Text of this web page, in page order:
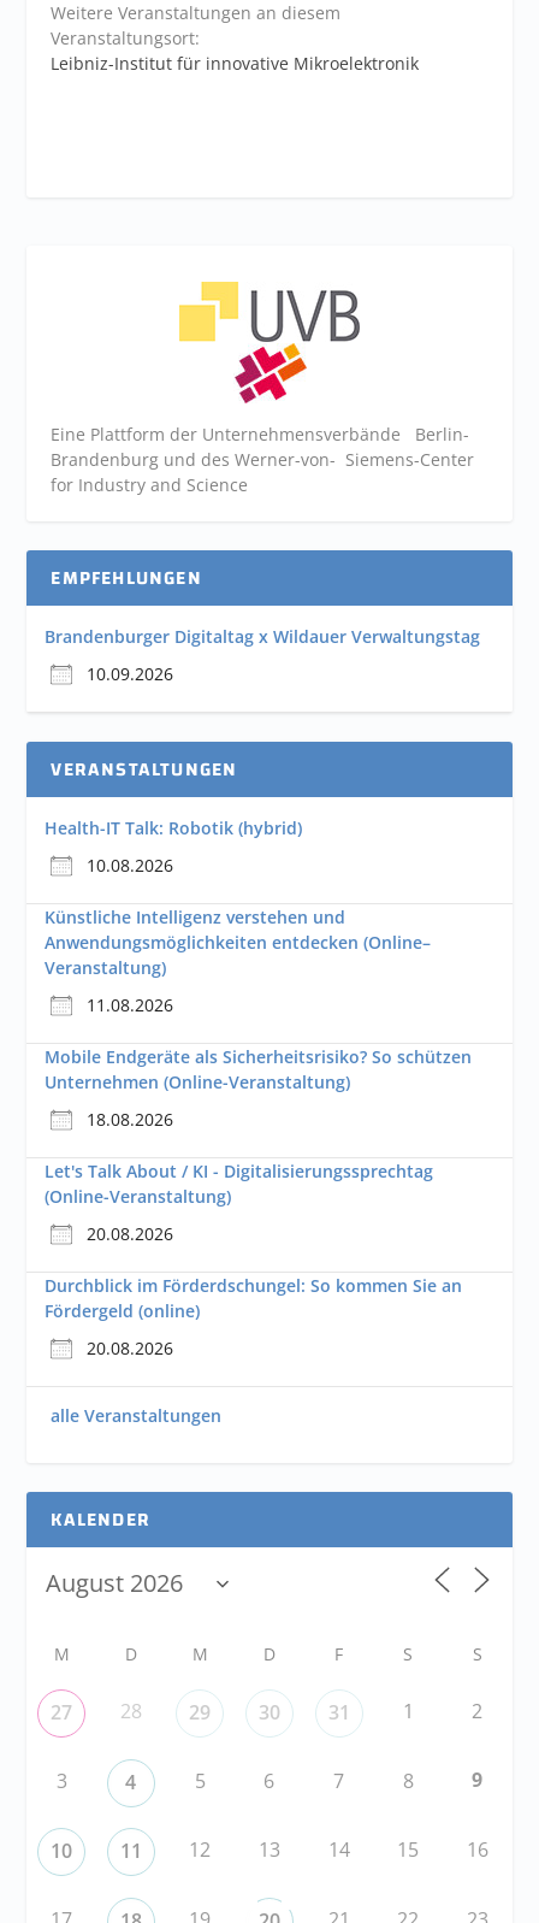
Weitere Veranstaltungen an diesem
Veranstaltungsort:
Leibniz-Institut für innovative Mikroelektronik
Eine Plattform der Unternehmensverbände Berlin-
Brandenburg und des Werner-von- Siemens-Center
for Industry and Science
EMPFEHLUNGEN
Brandenburger Digitaltag x Wildauer Verwaltungstag
10.09.2026
VERANSTALTUNGEN
Health-IT Talk: Robotik (hybrid)
10.08.2026
Künstliche Intelligenz verstehen und
Anwendungsmöglichkeiten entdecken (Online–
Veranstaltung)
11.08.2026
Mobile Endgeräte als Sicherheitsrisiko? So schützen
Unternehmen (Online-Veranstaltung)
18.08.2026
Let's Talk About / KI - Digitalisierungssprechtag
(Online-Veranstaltung)
20.08.2026
Durchblick im Förderdschungel: So kommen Sie an
Fördergeld (online)
20.08.2026
alle Veranstaltungen
KALENDER
M D M D F S S
27 28 29 30 31 1 2
3 4 5 6 7 8 9
10 11 12 13 14 15 16